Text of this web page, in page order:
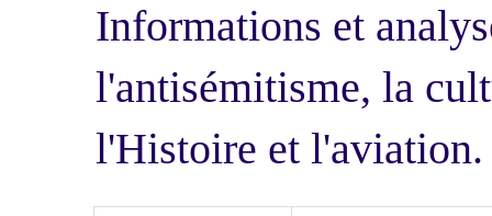
Informations et
l'antisémitisme, la
l'Histoire et l'aviation.